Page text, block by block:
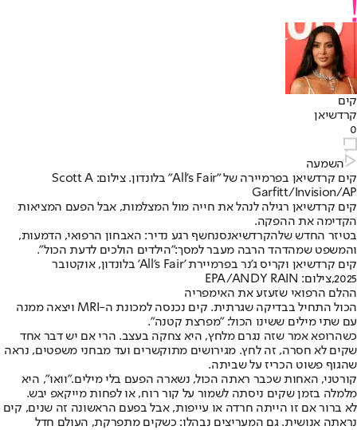
קים
קרדשיאן
0
השמעה
קים קרדשיאן בפרמיירה של "All's Fair" בלונדון. צילום: Scott A
Garfitt/Invision/AP
קים קרדשיאן רגילה לנהל את חייה מול המצלמות, אבל הפעם המציאות
הקדימה את ההפקה.
בטיזר החדש שלהקרדשיאנסנחשף רגע נדיר: האבחון הרפואי, הדמעות,
והמשפט שמהדהד הרבה מעבר למסך:"הילדים הולכים לדעת הכול".
קים קרדשיאן וקריס ג'נר בפרמיירת 'All's Fair' בלונדון, אוקטובר
2025,צילום: EPA/ANDY RAIN
ההלם הרפואי שזעזע את האימפריה
הכול התחיל בבדיקה שגרתית. קים נכנסה למכונת ה-MRI ויצאה ממנה
עם שתי מילים ששינו הכול: "מפרצת קטנה".
כשהרופא אמר שזה נגרם מלחץ, היא צחקה בעצב. הרי אם יש דבר אחד
שקים לא חסרה, זה לחץ. מגירושים מתוקשרים ועד מבחני משפטים, נראה
שהגוף פשוט הכריז על שביתה.
קורטני, האחות שכבר ראתה הכול, נשארה הפעם בלי מילים."וואו", היא
מלמלה בזמן שקים ניסתה לשמור על קור רוח, או לפחות מייקאפ יבש.
לא ברור אם זו הייתה חרדה או עייפות, אבל בפעם הראשונה זה שנים, קים
נראתה אנושית. גם המעריצים נבהלו: כשקים מתפרקת, העולם חדל